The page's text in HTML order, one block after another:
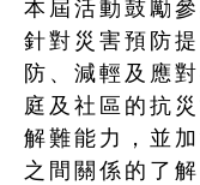
本屆活動鼓勵
針對災害預防
防、減輕及應
庭及社區的抗
解難能力，並
之間關係的了解